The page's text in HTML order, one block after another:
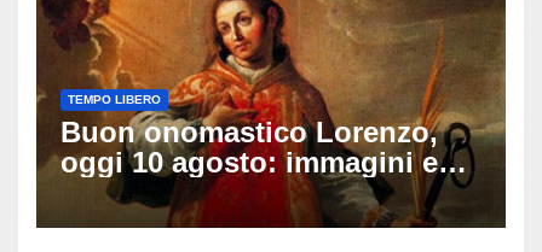
TEMPO LIBERO
Buon onomastico Lorenzo,
oggi 10 agosto: immagini e
gif di auguri da condividere
sui social